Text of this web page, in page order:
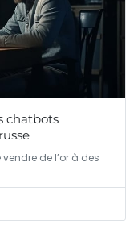
chatbots
de l’or à des